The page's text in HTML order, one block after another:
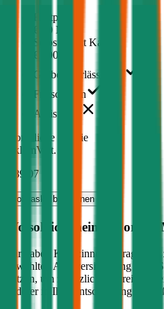
Haftpflicht
€ 20 Mio.
Selbstbehalt Kasko
€ 500
Grobe Fahrlässigkeit
Freischaden
Assistance
Monatliche Prämie
inkl. mVSt.
€ 89,07
Vollkasko berechnen
Wo soll ich meinen Ford
Wir haben Kund:innen befragt, wie
gewählten Autoversicherung sind.
nutzen, um zusätzlich zu Preis &
anderer in Ihre Entscheidung